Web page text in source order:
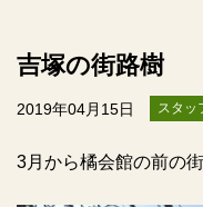
吉塚の街路樹
2019年04月15日 スタッ
3月から橘会館の前の